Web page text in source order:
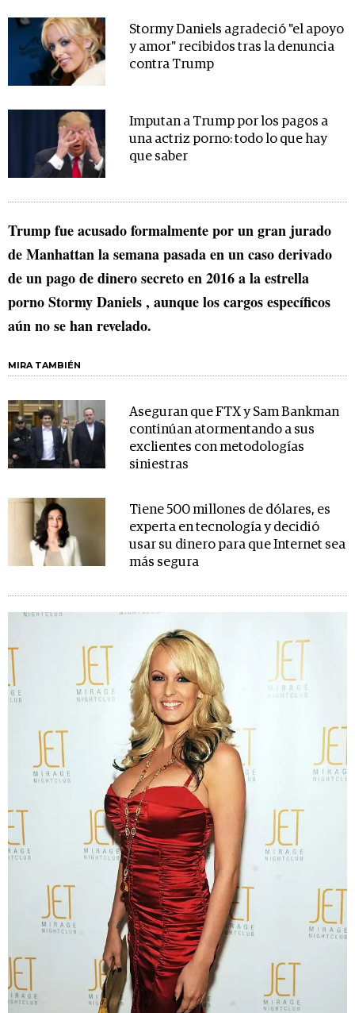
Stormy Daniels agradeció "el apoyo
y amor" recibidos tras la denuncia
contra Trump
Imputan a Trump por los pagos a
una actriz porno: todo lo que hay
que saber
Trump fue acusado formalmente por un gran jurado
de Manhattan la semana pasada en un caso derivado
de un pago de dinero secreto en 2016 a la estrella
porno Stormy Daniels , aunque los cargos específicos
aún no se han revelado.
MIRA TAMBIÉN
Aseguran que FTX y Sam Bankman
continúan atormentando a sus
exclientes con metodologías
siniestras
Tiene 500 millones de dólares, es
experta en tecnología y decidió
usar su dinero para que Internet sea
más segura